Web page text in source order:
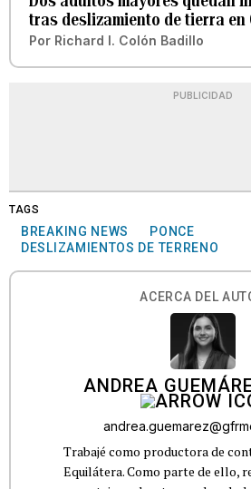
tras deslizamiento de tierra en
Por Richard I. Colón Badillo
PUBLICIDAD
TAGS
BREAKING NEWS
PONCE
DESLIZAMIENTOS DE TERRENO
ACERCA DEL
ANDREA
Trabajé como productora de
Equilátera. Como parte de ello,